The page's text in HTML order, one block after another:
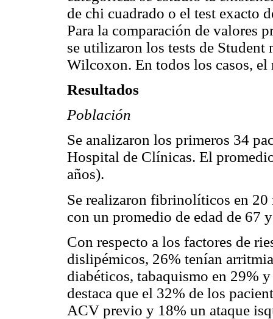
de chi cuadrado o el test exacto
Para la comparación de valores
se utilizaron los tests de Student
Wilcoxon. En todos los casos,
Resultados
Población
Se analizaron los primeros 34
Hospital de Clínicas. El
años).
Se realizaron fibrinolíticos en
con un promedio de edad de 67
Con respecto a los factores de
dislipémicos, 26% tenían
diabéticos, tabaquismo en 29%
destaca que el 32% de los
ACV previo y 18% un ataque